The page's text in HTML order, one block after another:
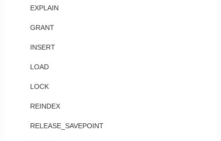
EXPLAIN
GRANT
INSERT
LOAD
LOCK
REINDEX
RELEASE_SAVEPOINT